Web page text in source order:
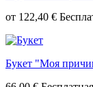
от 122,40 €
Букет "Моя